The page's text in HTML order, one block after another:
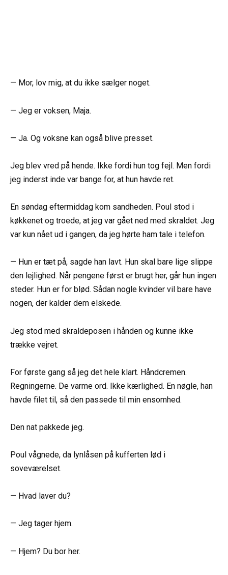
— Mor, lov mig, at du ikke sælger noget.
— Jeg er voksen, Maja.
— Ja. Og voksne kan også blive presset.
Jeg blev vred på hende. Ikke fordi hun tog fejl. Men fordi
jeg inderst inde var bange for, at hun havde ret.
En søndag eftermiddag kom sandheden. Poul stod i
køkkenet og troede, at jeg var gået ned med skraldet. Jeg
var kun nået ud i gangen, da jeg hørte ham tale i telefon.
— Hun er tæt på, sagde han lavt. Hun skal bare lige slippe
den lejlighed. Når pengene først er brugt her, går hun ingen
steder. Hun er for blød. Sådan nogle kvinder vil bare have
nogen, der kalder dem elskede.
Jeg stod med skraldeposen i hånden og kunne ikke
trække vejret.
For første gang så jeg det hele klart. Håndcremen.
Regningerne. De varme ord. Ikke kærlighed. En nøgle, han
havde filet til, så den passede til min ensomhed.
Den nat pakkede jeg.
Poul vågnede, da lynlåsen på kufferten lød i
soveværelset.
— Hvad laver du?
— Jeg tager hjem.
— Hjem? Du bor her.